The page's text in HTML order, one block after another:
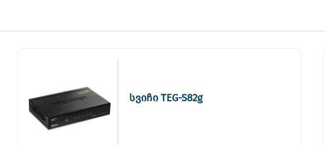
სვიჩი TEG-S82g